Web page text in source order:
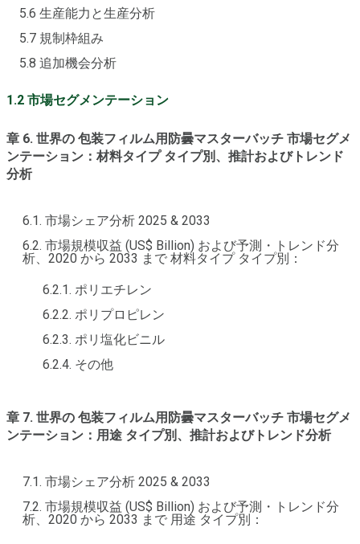
5.6 生産能力と生産分析
5.7 規制枠組み
5.8 追加機会分析
1.2 市場セグメンテーション
章 6. 世界の 包装フィルム用防曇マスターバッチ 市場セグメ
ンテーション：材料タイプ タイプ別、推計およびトレンド
分析
6.1. 市場シェア分析 2025 & 2033
6.2. 市場規模収益 (US$ Billion) および予測・トレンド分
析、2020 から 2033 まで 材料タイプ タイプ別：
6.2.1. ポリエチレン
6.2.2. ポリプロピレン
6.2.3. ポリ塩化ビニル
6.2.4. その他
章 7. 世界の 包装フィルム用防曇マスターバッチ 市場セグメ
ンテーション：用途 タイプ別、推計およびトレンド分析
7.1. 市場シェア分析 2025 & 2033
7.2. 市場規模収益 (US$ Billion) および予測・トレンド分
析、2020 から 2033 まで 用途 タイプ別：